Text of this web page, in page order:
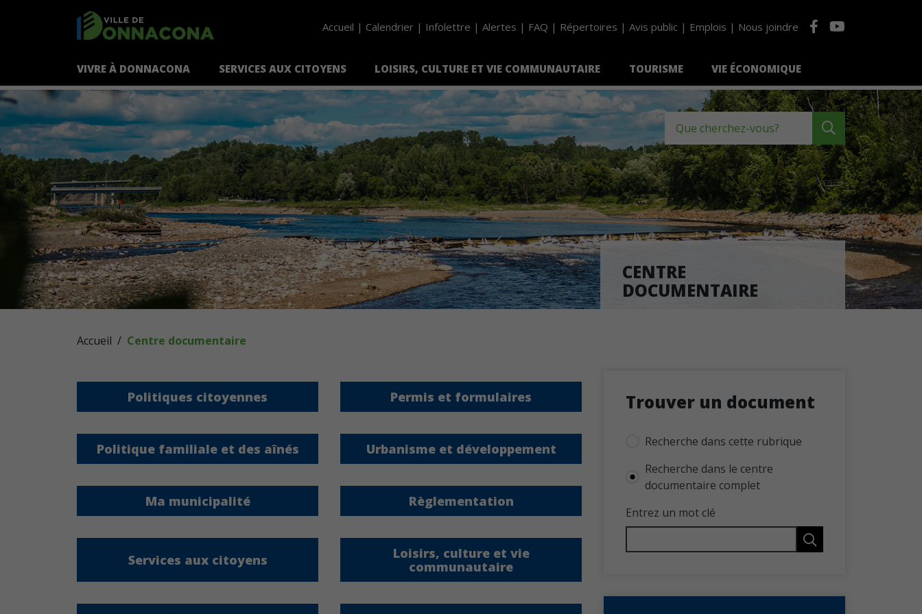
Accueil Calendrier Infolettre Alertes FAQ Répertoires Avis public Emplois Nous joindre
VIVRE À DONNACONA SERVICES AUX CITOYENS LOISIRS, CULTURE ET VIE COMMUNAUTAIRE TOURISME VIE ÉCONOMIQUE
Que cherchez-vous?
CENTRE
DOCUMENTAIRE
Accueil Centre documentaire
Politiques citoyennes Permis et formulaires
Politique familiale et des aînés Urbanisme et développement
Ma municipalité Règlementation
Services aux citoyens
Loisirs, culture et vie
communautaire
Trouver un document
Recherche dans cette rubrique
Recherche dans le centre
documentaire complet
Entrez un mot clé